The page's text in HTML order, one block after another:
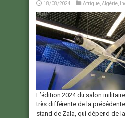
18/08/2024 Afrique Algérie
L’édition 2024 du salon
très différente de la
stand de Zala, qui dépend de